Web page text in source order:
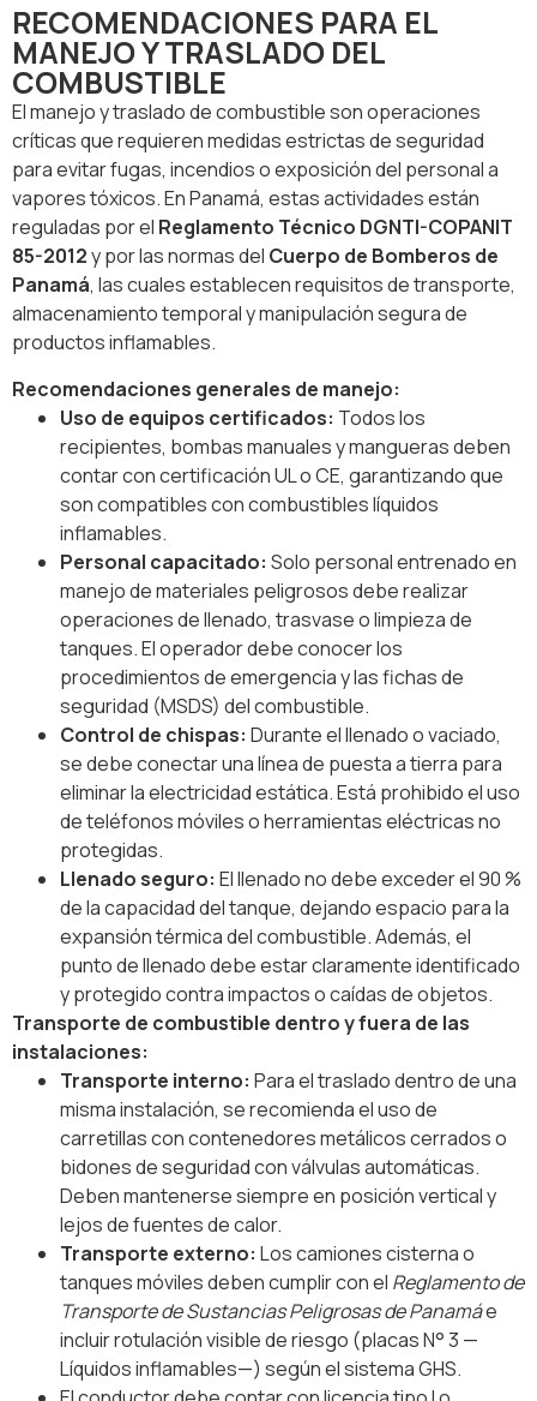
RECOMENDACIONES PARA EL
MANEJO Y TRASLADO DEL
COMBUSTIBLE
El manejo y traslado de combustible son operaciones
críticas que requieren medidas estrictas de seguridad
para evitar fugas, incendios o exposición del personal a
vapores tóxicos. En Panamá, estas actividades están
reguladas por el Reglamento Técnico DGNTI-COPANIT
85-2012y por las normas del Cuerpo de Bomberos de
Panamá, las cuales establecen requisitos de transporte,
almacenamiento temporal y manipulación segura de
productos inflamables.
Recomendaciones generales de manejo:
Uso de equipos certificados: Todos los
recipientes, bombas manuales y mangueras deben
contar con certificación UL o CE, garantizando que
son compatibles con combustibles líquidos
inflamables.
Personal capacitado: Solo personal entrenado en
manejo de materiales peligrosos debe realizar
operaciones de llenado, trasvase o limpieza de
tanques. El operador debe conocer los
procedimientos de emergencia y las fichas de
seguridad (MSDS) del combustible.
Control de chispas: Durante el llenado o vaciado,
se debe conectar una línea de puesta a tierra para
eliminar la electricidad estática. Está prohibido el uso
de teléfonos móviles o herramientas eléctricas no
protegidas.
Llenado seguro: El llenado no debe exceder el 90 %
de la capacidad del tanque, dejando espacio para la
expansión térmica del combustible. Además, el
punto de llenado debe estar claramente identificado
y protegido contra impactos o caídas de objetos.
Transporte de combustible dentro y fuera de las
instalaciones:
Transporte interno: Para el traslado dentro de una
misma instalación, se recomienda el uso de
carretillas con contenedores metálicos cerrados o
bidones de seguridad con válvulas automáticas.
Deben mantenerse siempre en posición vertical y
lejos de fuentes de calor.
Transporte externo: Los camiones cisterna o
tanques móviles deben cumplir con el Reglamento de
Transporte de Sustancias Peligrosas de Panamáe
incluir rotulación visible de riesgo (placas N° 3 —
Líquidos inflamables—) según el sistema GHS.